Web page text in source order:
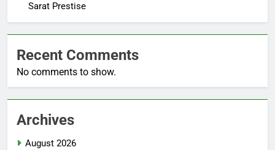
Sarat Prestise
Recent Comments
No comments to show.
Archives
August 2026